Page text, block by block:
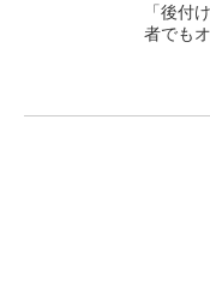
「後付
者でも